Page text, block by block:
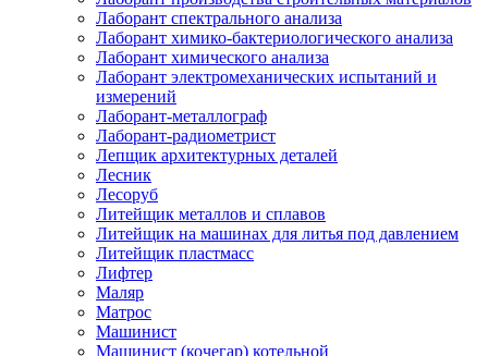
Лаборант спектрального анализа
Лаборант химико-бактериологического анализа
Лаборант химического анализа
Лаборант электромеханических испытаний и
измерений
Лаборант-металлограф
Лаборант-радиометрист
Лепщик архитектурных деталей
Лесник
Лесоруб
Литейщик металлов и сплавов
Литейщик на машинах для литья под давлением
Литейщик пластмасс
Лифтер
Маляр
Матрос
Машинист
Машинист (кочегар) котельной